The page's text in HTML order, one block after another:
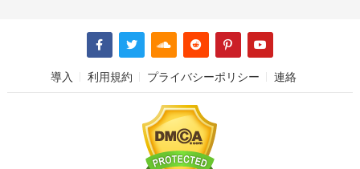
導入 利用規約 プライバシーポリシー 連絡